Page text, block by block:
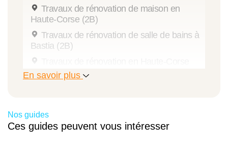
Travaux de rénovation de maison en
Haute-Corse (2B)
Travaux de rénovation de salle de bains à
Bastia (2B)
(2B)
Corse (2B)
Travaux de maçonnerie à Bastia (2B)
En savoir plus
Nos guides
Ces guides peuvent vous intéresser